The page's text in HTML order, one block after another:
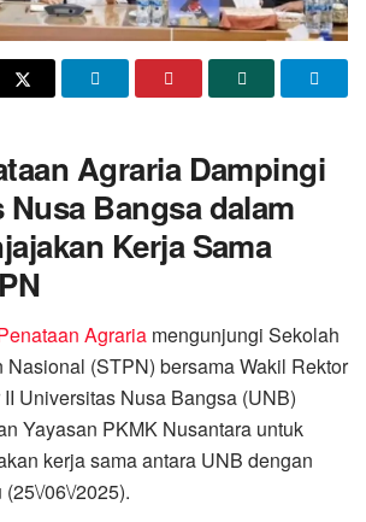
Agraria Dampingi
Bangsa dalam
Kerja Sama
Agraria mengunjungi Sekolah
(STPN) bersama Wakil Rektor
Universitas Nusa Bangsa (UNB)
Yayasan PKMK Nusantara untuk
kerja sama antara UNB dengan
06\/2025).